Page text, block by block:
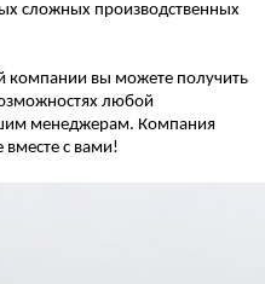
сложных производственных
компании вы можете получить
любой
менеджерам. Компания
с вами!